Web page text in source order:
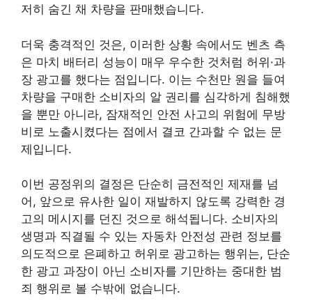
저히 숨긴 채 차량을 판매했습니다.
더욱 충격적인 것은, 이러한 상황 속에서도 벤츠 측
은 마치 배터리 성능이 매우 우수한 것처럼 허위·과
장 광고를 했다는 점입니다. 이는 수천만 원을 들여
차량을 구매한 소비자의 알 권리를 심각하게 침해했
을 뿐만 아니라, 잠재적인 안전 사고의 위험에 무방
비로 노출시켰다는 점에서 결코 간과할 수 없는 문
제입니다.
이번 공정위의 결정은 단순히 금전적인 제재를 넘
어, 앞으로 유사한 일이 재발하지 않도록 강력한 경
고의 메시지를 던진 것으로 해석됩니다. 소비자의
생명과 직결될 수 있는 자동차 안전성 관련 정보를
의도적으로 은폐하고 허위로 광고하는 행위는, 단순
한 광고 과장이 아닌 소비자를 기만하는 중대한 범
죄 행위로 볼 수밖에 없습니다.